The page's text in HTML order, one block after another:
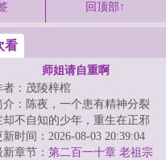
回顶部↑
看
师姐请自重啊
者：茂陵梓棺
介：陈夜，一个患有精神分裂
却不自知的少年，重生在正邪
沌的修仙世界，被当成“贡品”献
魔门悬磁...
新时间：2026-08-03 20:39:04
新章节： 第二百一十章 老祖宗